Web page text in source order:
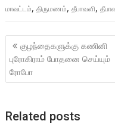
மாவட்டம்,திருமணம்,தீபாவளி,
Post
navigation
குழந்தைகளுக்கு கணினி
புரோகிராம் போதனை செய்யும்
ரோபோ
Related posts